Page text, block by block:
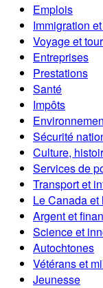
Emplois
Immigration
Voyage et
Entreprises
Prestations
Santé
Impôts
Sécurité
Culture,
Services de
Transport et
Le Canada et
Argent et
Science et
Autochtones
Vétérans et
Jeunesse